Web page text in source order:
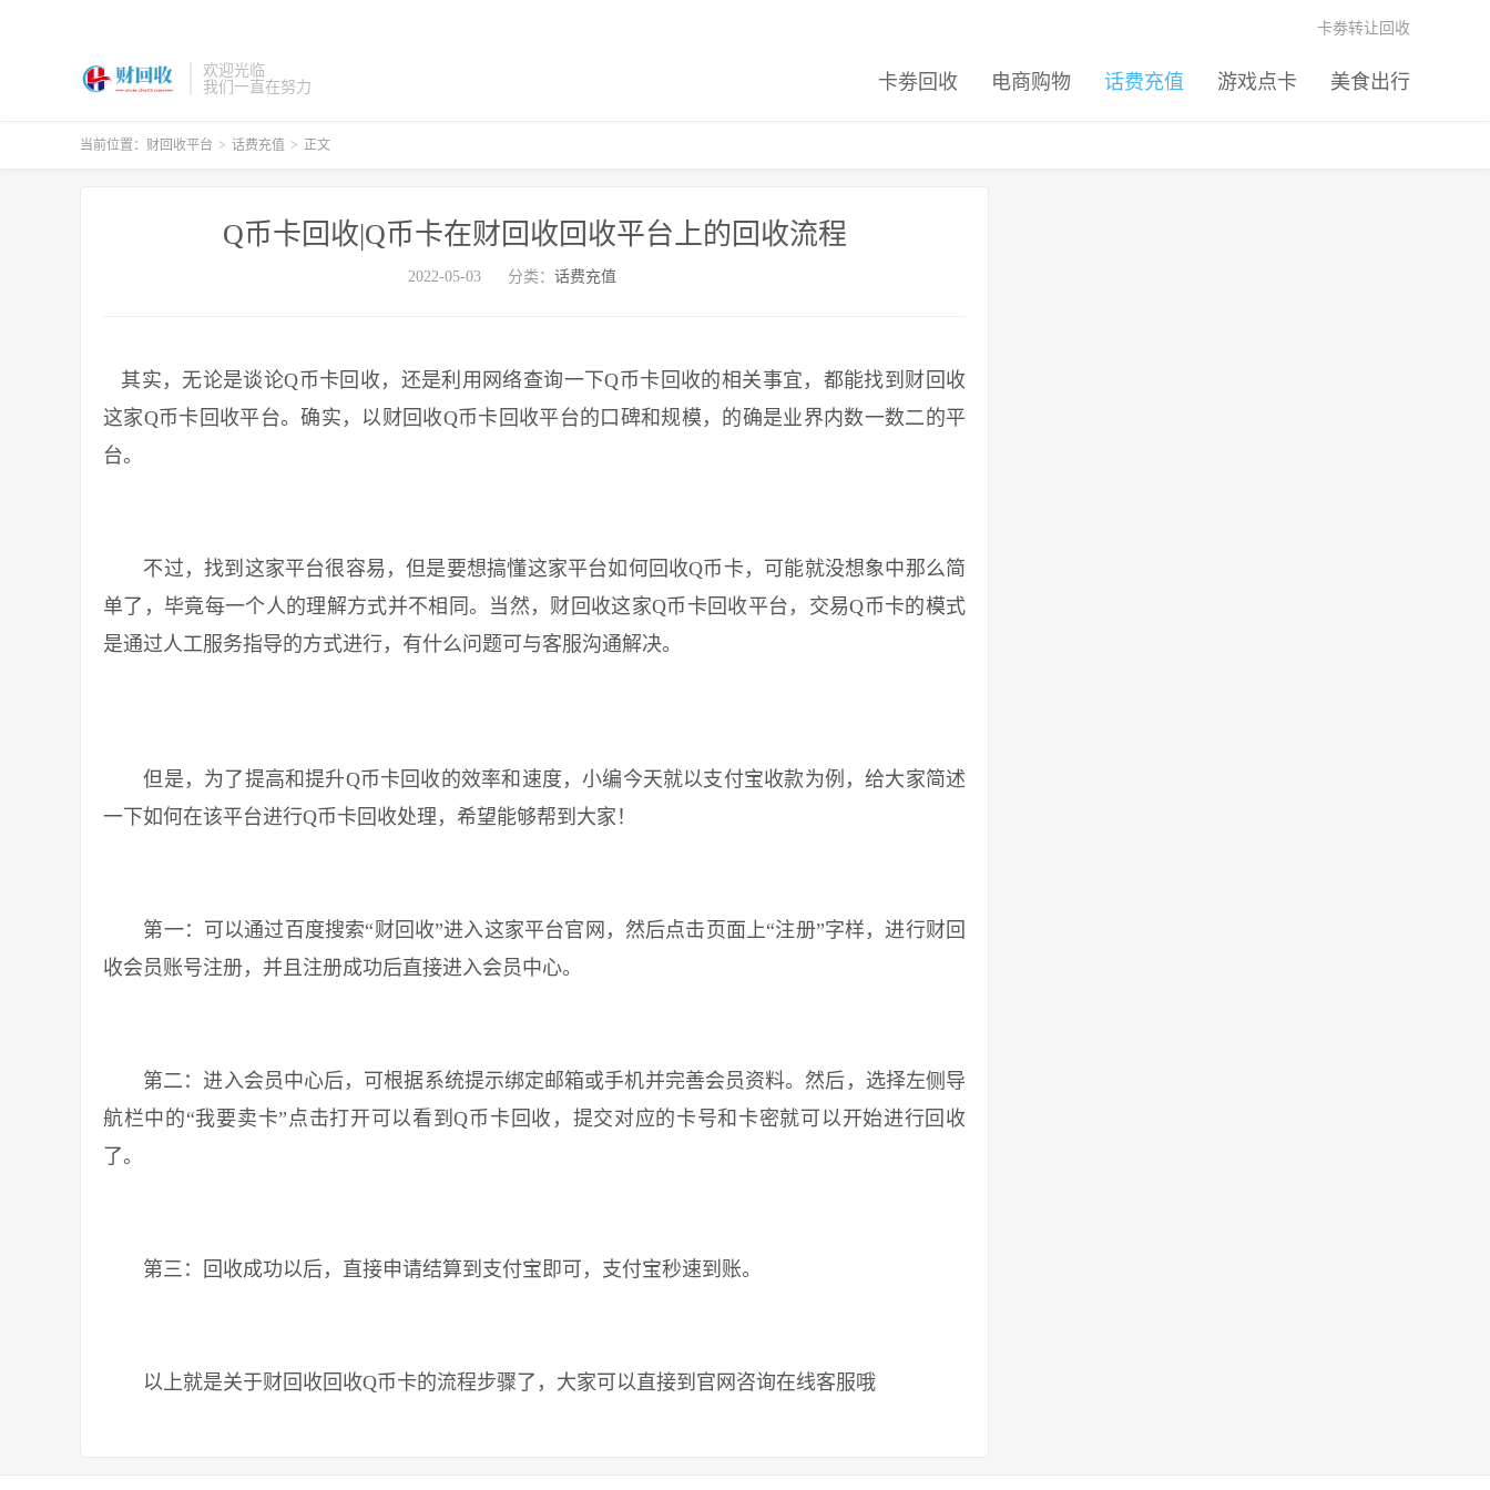
欢迎光临
我们一直在努力
卡劵回收 电商购物 话费充值 游戏点卡 美食出行
卡劵转让回收
当前位置： 财回收平台 > 话费充值 > 正文
Q币卡回收|Q币卡在财回收回收平台上的回收流程
2022-05-03 分类： 话费充值
其实，无论是谈论Q币卡回收，还是利用网络查询一下Q币卡回收的相关事宜，都能找到财回收
这家Q币卡回收平台。确实，以财回收Q币卡回收平台的口碑和规模，的确是业界内数一数二的平
台。
不过，找到这家平台很容易，但是要想搞懂这家平台如何回收Q币卡，可能就没想象中那么简
单了，毕竟每一个人的理解方式并不相同。当然，财回收这家Q币卡回收平台，交易Q币卡的模式
是通过人工服务指导的方式进行，有什么问题可与客服沟通解决。
但是，为了提高和提升Q币卡回收的效率和速度，小编今天就以支付宝收款为例，给大家简述
一下如何在该平台进行Q币卡回收处理，希望能够帮到大家！
第一：可以通过百度搜索“财回收”进入这家平台官网，然后点击页面上“注册”字样，进行财回
收会员账号注册，并且注册成功后直接进入会员中心。
第二：进入会员中心后，可根据系统提示绑定邮箱或手机并完善会员资料。然后，选择左侧导
航栏中的“我要卖卡”点击打开可以看到Q币卡回收，提交对应的卡号和卡密就可以开始进行回收
了。
第三：回收成功以后，直接申请结算到支付宝即可，支付宝秒速到账。
以上就是关于财回收回收Q币卡的流程步骤了，大家可以直接到官网咨询在线客服哦